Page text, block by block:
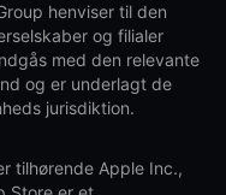
henviser til den
og filialer
med den relevante
og er underlagt de
jurisdiktion.
tilhørende Apple Inc.,